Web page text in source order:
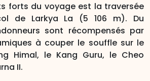
forts du voyage est la traversée
de Larkya La (5 106 m). Du
sont récompensés par
à couper le souffle sur le
Himal, le Kang Guru, le Cheo
II.